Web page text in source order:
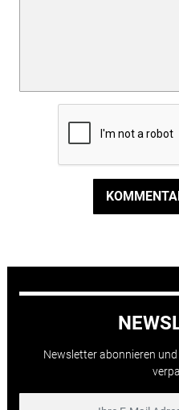
Newsletter abonnieren